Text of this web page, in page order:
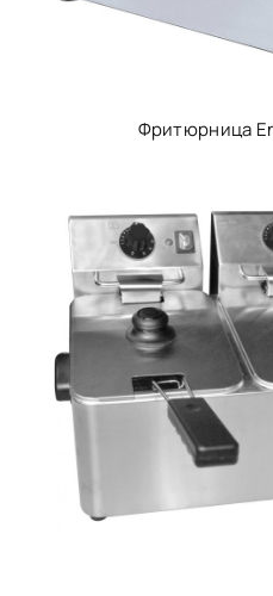
Фритюрница